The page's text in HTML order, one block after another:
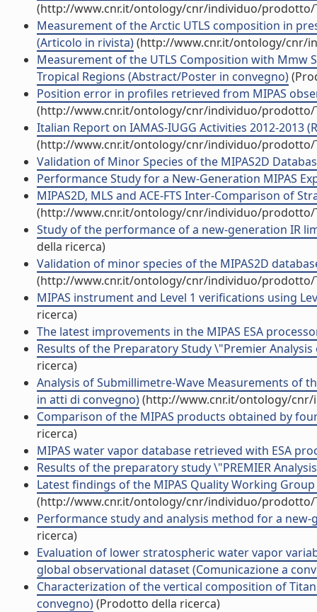
(http://www.cnr.it/ontology/cnr/individuo/prodotto/
Measurement of the Arctic UTLS composition in
(Articolo in rivista)(http://www.cnr.it/ontology/cnr/
Measurement of the UTLS Composition with Mmw
Tropical Regions (Abstract/Poster in convegno)
Position error in profiles retrieved from MIPAS
(http://www.cnr.it/ontology/cnr/individuo/prodotto/
Italian Report on IAMAS-IUGG Activities 2012-
(http://www.cnr.it/ontology/cnr/individuo/prodotto/
Validation of Minor Species of the MIPAS2D
Performance Study for a New-Generation MIPAS
MIPAS2D, MLS and ACE-FTS Inter-Comparison of
(http://www.cnr.it/ontology/cnr/individuo/prodotto/
Study of the performance of a new-generation IR
della ricerca)
Validation of minor species of the MIPAS2D
(http://www.cnr.it/ontology/cnr/individuo/prodotto/
MIPAS instrument and Level 1 verifications using
ricerca)
The latest improvements in the MIPAS ESA
Results of the Preparatory Study \"Premier
ricerca)
Analysis of Submillimetre-Wave Measurements of
in atti di convegno)(http://www.cnr.it/ontology/
Comparison of the MIPAS products obtained by
ricerca)
MIPAS water vapor database retrieved with ESA
Results of the preparatory study \"PREMIER
Latest findings of the MIPAS Quality Working
(http://www.cnr.it/ontology/cnr/individuo/prodotto/
Performance study and analysis method for a
ricerca)
Evaluation of lower stratospheric water vapor
global observational dataset (Comunicazione a
Characterization of the vertical composition of
convegno)(Prodotto della ricerca)